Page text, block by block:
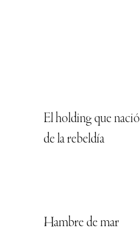
El holding que nació
de la rebeldía
Hambre de mar